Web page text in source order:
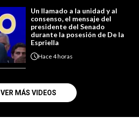
Un llamado a la unidad y al
consenso, el mensaje del
presidente del Senado
durante la posesión de De la
Espriella
Hace4 horas
VER MÁS VIDEOS